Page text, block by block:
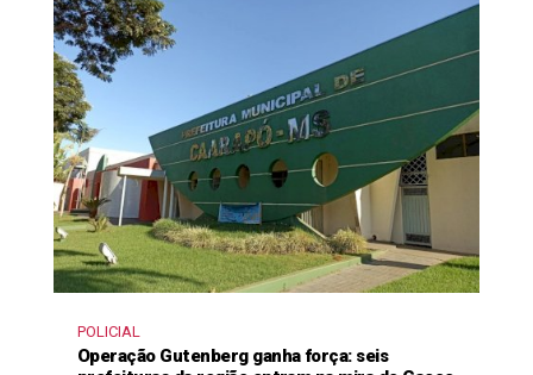
POLICIAL
Operação Gutenberg ganha força: seis